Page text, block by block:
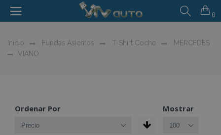
0
Inicio Fundas Asientos T-Shirt Coche
MERCEDES
VIANO
Ordenar Por Mostrar